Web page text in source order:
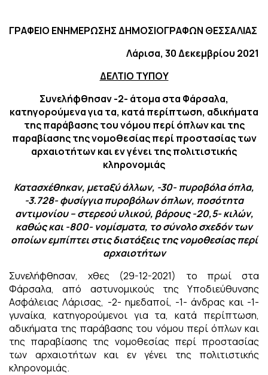
ΓΡΑΦΕΙΟ ΕΝΗΜΕΡΩΣΗΣ ΔΗΜΟΣΙΟΓΡΑΦΩΝ ΘΕΣΣΑΛΙΑΣ
Λάρισα, 30 Δεκεμβρίου 2021
ΔΕΛΤΙΟ ΤΥΠΟΥ
Συνελήφθησαν -2- άτομα στα Φάρσαλα,
κατηγορούμενα για τα, κατά περίπτωση, αδικήματα
της παράβασης του νόμου περί όπλων και της
παραβίασης της νομοθεσίας περί προστασίας των
αρχαιοτήτων και εν γένει της πολιτιστικής
κληρονομιάς
Κατασχέθηκαν, μεταξύ άλλων, -30- πυροβόλα όπλα,
-3.728- φυσίγγια πυροβόλων όπλων, ποσότητα
αντιμονίου – στερεού υλικού, βάρους -20,5- κιλών,
καθώς και -800- νομίσματα, το σύνολο σχεδόν των
οποίων εμπίπτει στις διατάξεις της νομοθεσίας περί
αρχαιοτήτων
Συνελήφθησαν, χθες (29-12-2021) το πρωί στα
Φάρσαλα, από αστυνομικούς της Υποδιεύθυνσης
Ασφάλειας Λάρισας, -2- ημεδαποί, -1- άνδρας και -1-
γυναίκα, κατηγορούμενοι για τα, κατά περίπτωση,
αδικήματα της παράβασης του νόμου περί όπλων και
της παραβίασης της νομοθεσίας περί προστασίας
των αρχαιοτήτων και εν γένει της πολιτιστικής
κληρονομιάς.